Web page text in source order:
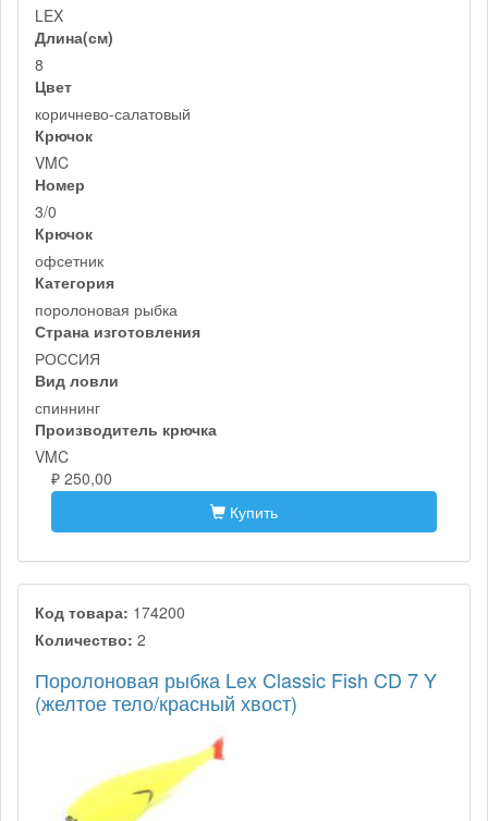
LEX
Длина(см)
8
Цвет
коричнево-салатовый
Крючок
VMC
Номер
3/0
Крючок
офсетник
Категория
поролоновая рыбка
Страна изготовления
РОССИЯ
Вид ловли
спиннинг
Производитель крючка
VMC
₽ 250,00
Купить
Код товара: 174200
Количество: 2
Поролоновая рыбка Lex Classic Fish CD 7 Y
(желтое тело/красный хвост)